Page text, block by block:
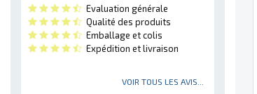
Evaluation générale
Qualité des produits
Emballage et colis
Expédition et livraison
VOIR TOUS LES AVIS...